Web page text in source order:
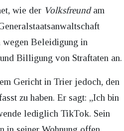
wie der Volksfreundam
Beleidigung in
Billigung von Straftaten an.
Gericht in Trier jedoch, den
zu haben. Er sagt: „Ich bin
lediglich TikTok. Sein